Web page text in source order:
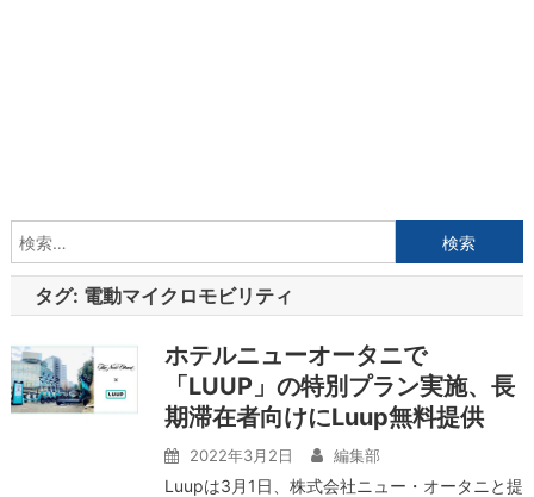
索:
タグ: 電動マイクロモビリティ
ホテルニューオータニで
「LUUP」の特別プラン実施、長
期滞在者向けにLuup無料提供
2022年3月2日 編集部
Luupは3月1日、株式会社ニュー・オータニと提